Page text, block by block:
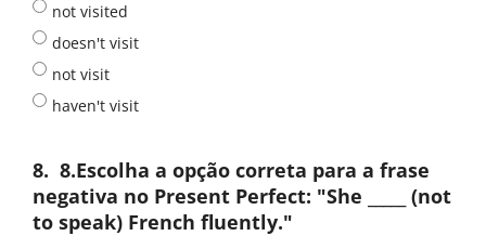
not visited
doesn't visit
not visit
haven't visit
8. 8.Escolha a opção correta para a frase
negativa no Present Perfect: "She _____ (not
to speak) French fluently."